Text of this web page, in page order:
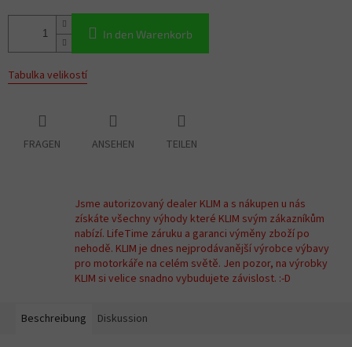
In den Warenkorb
Tabulka velikostí
FRAGEN ANSEHEN TEILEN
Jsme autorizovaný dealer KLIM a s nákupen u nás
získáte všechny výhody které KLIM svým zákazníkům
nabízí. LifeTime záruku a garanci výměny zboží po
nehodě. KLIM je dnes nejprodávanější výrobce výbavy
pro motorkáře na celém světě. Jen pozor, na výrobky
KLIM si velice snadno vybudujete závislost. :-D
Beschreibung Diskussion